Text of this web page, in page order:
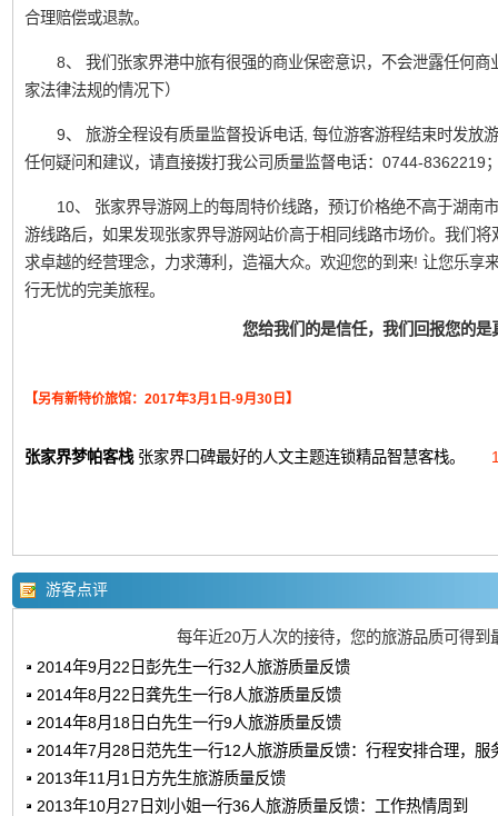
合理赔偿或退款。
8、 我们张家界港中旅有很强的商业保密意识，不会泄露任何
家法律法规的情况下）
9、 旅游全程设有质量监督投诉电话, 每位游客游程结束时发放
任何疑问和建议，请直接拨打我公司质量监督电话：0744-8362219
10、 张家界导游网上的每周特价线路，预订价格绝不高于湖南
游线路后，如果发现张家界导游网站价高于相同线路市场价。我们
求卓越的经营理念，力求薄利，造福大众。欢迎您的到来! 让您乐享
行无忧的完美旅程。
您给我们的是信任，我们回报您的是
【另有新特价旅馆：2017年3月1日-9月30日】
张家界梦帕客栈张家界口碑最好的人文主题连锁精品智慧客栈。
游客点评
每年近20万人次的接待，您的旅游品质可得到
2014年9月22日彭先生一行32人旅游质量反馈
2014年8月22日龚先生一行8人旅游质量反馈
2014年8月18日白先生一行9人旅游质量反馈
2014年7月28日范先生一行12人旅游质量反馈：行程安排合理，服
2013年11月1日方先生旅游质量反馈
2013年10月27日刘小姐一行36人旅游质量反馈：工作热情周到